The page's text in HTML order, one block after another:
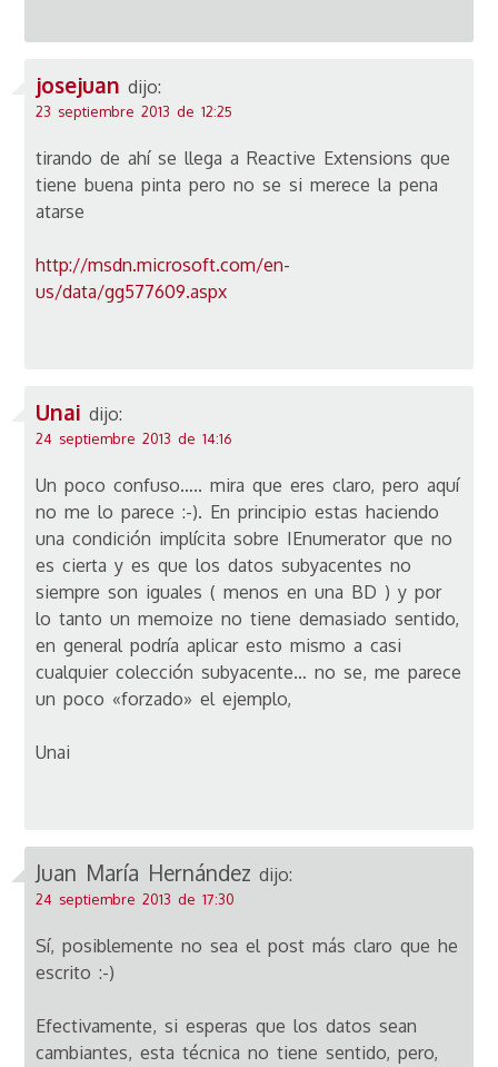
josejuan dijo:
23 septiembre 2013 de 12:25
tirando de ahí se llega a Reactive Extensions que
tiene buena pinta pero no se si merece la pena
atarse
http://msdn.microsoft.com/en-
us/data/gg577609.aspx
Unai dijo:
24 septiembre 2013 de 14:16
Un poco confuso….. mira que eres claro, pero aquí
no me lo parece :-). En principio estas haciendo
una condición implícita sobre IEnumerator que no
es cierta y es que los datos subyacentes no
siempre son iguales ( menos en una BD ) y por
lo tanto un memoize no tiene demasiado sentido,
en general podría aplicar esto mismo a casi
cualquier colección subyacente… no se, me parece
un poco «forzado» el ejemplo,
Unai
Juan María Hernández dijo:
24 septiembre 2013 de 17:30
Sí, posiblemente no sea el post más claro que he
escrito :-)
Efectivamente, si esperas que los datos sean
cambiantes, esta técnica no tiene sentido, pero,